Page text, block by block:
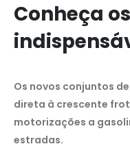
Conheça
Os novos conjuntos
direta à crescente
motorizações a
estradas.